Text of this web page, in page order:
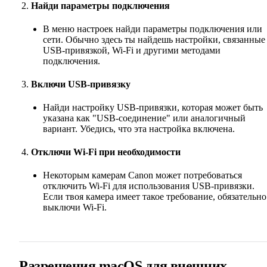
Найди параметры подключения
В меню настроек найди параметры подключения или
сети. Обычно здесь ты найдешь настройки, связанные
USB-привязкой, Wi-Fi и другими методами
подключения.
Включи USB-привязку
Найди настройку USB-привязки, которая может быть
указана как "USB-соединение" или аналогичный
вариант. Убедись, что эта настройка включена.
Отключи Wi-Fi при необходимости
Некоторым камерам Canon может потребоваться
отключить Wi-Fi для использования USB-привязки.
Если твоя камера имеет такое требование, обязательно
выключи Wi-Fi.